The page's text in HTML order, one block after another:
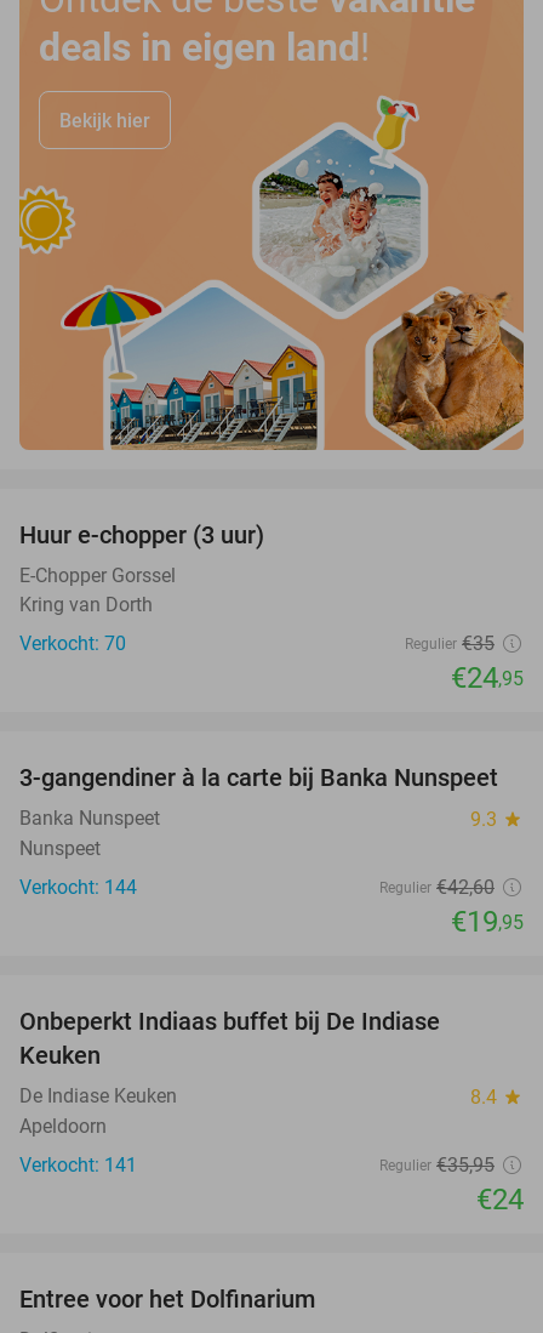
deals in eigen land!
Bekijk hier
Huur e-chopper (3 uur)
E-Chopper Gorssel
Kring van Dorth
Verkocht: 70
Regulier €35
€24,95
53%
3-gangendiner à la carte bij Banka Nunspeet
Banka Nunspeet 9.3 star
Nunspeet
Verkocht: 144
Regulier €42,60
€19,95
Onbeperkt Indiaas buffet bij De Indiase
Keuken
De Indiase Keuken 8.4 star
Apeldoorn
Verkocht: 141
Regulier €35,95
€24
Entree voor het Dolfinarium